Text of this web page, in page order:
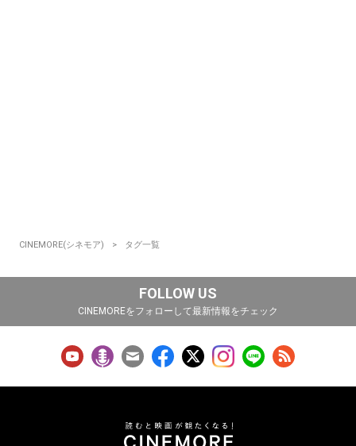
CINEMORE(シネモア) タグ一覧
FOLLOW US
CINEMOREをフォローして最新情報をチェック